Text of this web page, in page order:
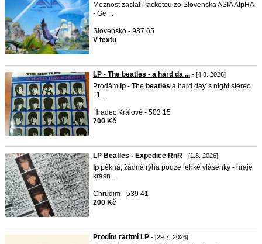
Moznost zaslat Packetou zo Slovenska ASIA A lpHA
- Ge ...
Slovensko - 987 65
V textu
LP - The beatles - a hard da ... - [4.8. 2026]
Prodám lp - The beatles a hard day´s night stereo
11 ...
Hradec Králové - 503 15
700 Kč
LP Beatles - Expedice RnR - [1.8. 2026]
lp pěkná, žádná rýha pouze lehké vlásenky - hraje
krásn ...
Chrudim - 539 41
200 Kč
Prodím raritní LP - [29.7. 2026]